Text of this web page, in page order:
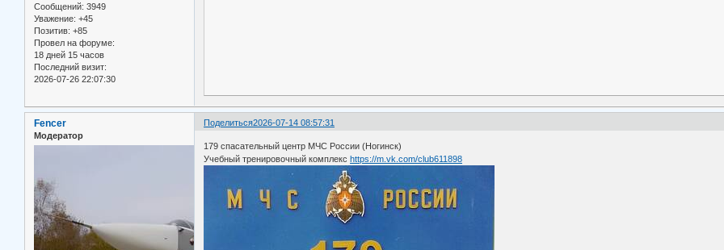
Сообщений: 3949
Уважение: +45
Позитив: +85
Провел на форуме:
18 дней 15 часов
Последний визит:
2026-07-26 22:07:30
Поделиться2026-07-14 08:57:31
Fencer
Модератор
179 спасательный центр МЧС России (Ногинск)
Учебный тренировочный комплекс https://m.vk.com/club611898